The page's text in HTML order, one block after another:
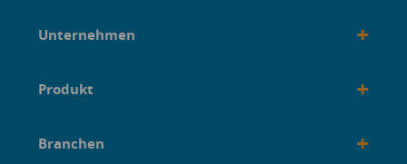
Unternehmen +
Produkt +
Branchen +